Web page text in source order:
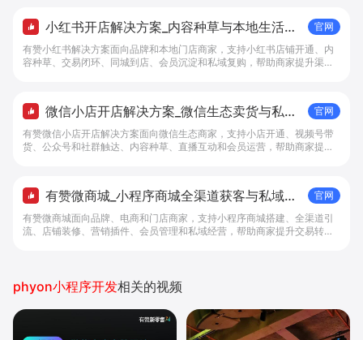
小红书开店解决方案_内容种草与本地生活转
化工具 - 做生意, 找有赞
官网
有赞小红书解决方案面向品牌和本地门店商家，支持小红书店铺开通、内
容种草、交易闭环、同城到店、会员沉淀和私域复购，帮助商家提升渠道
微信小店开店解决方案_微信生态卖货与私域
经营 - 做生意, 找有赞
官网
有赞微信小店开店解决方案面向微信生态商家，支持小店开通、视频号带
货、公众号和社群触达、内容种草、直播互动和会员运营，帮助商家提升
有赞微商城_小程序商城全渠道获客与私域复
购工具 - 做生意, 找有赞
官网
有赞微商城面向品牌、电商和门店商家，支持小程序商城搭建、全渠道引
流、店铺装修、营销插件、会员管理和私域经营，帮助商家提升交易转化
phyon小程序开发相关的视频